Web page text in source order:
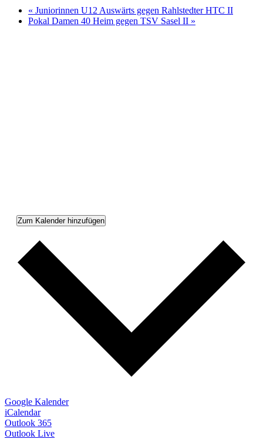
« Juniorinnen U12 Auswärts gegen Rahlstedter HTC II
Pokal Damen 40 Heim gegen TSV Sasel II »
Zum Kalender hinzufügen
Google Kalender
iCalendar
Outlook 365
Outlook Live